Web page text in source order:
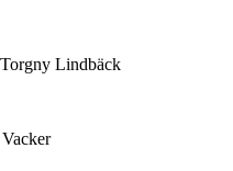
Lindbäck